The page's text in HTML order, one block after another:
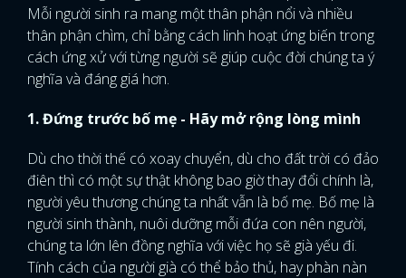
Mỗi người sinh ra mang một thân phận nổi và nhiều
thân phận chìm, chỉ bằng cách linh hoạt ứng biến trong
cách ứng xử với từng người sẽ giúp cuộc đời chúng ta ý
nghĩa và đáng giá hơn.
1. Đứng trước bố mẹ - Hãy mở rộng lòng mình
Dù cho thời thế có xoay chuyển, dù cho đất trời có đảo
điên thì có một sự thật không bao giờ thay đổi chính là,
người yêu thương chúng ta nhất vẫn là bố mẹ. Bố mẹ là
người sinh thành, nuôi dưỡng mỗi đứa con nên người,
chúng ta lớn lên đồng nghĩa với việc họ sẽ già yếu đi.
Tính cách của người già có thể bảo thủ, hay phàn nàn